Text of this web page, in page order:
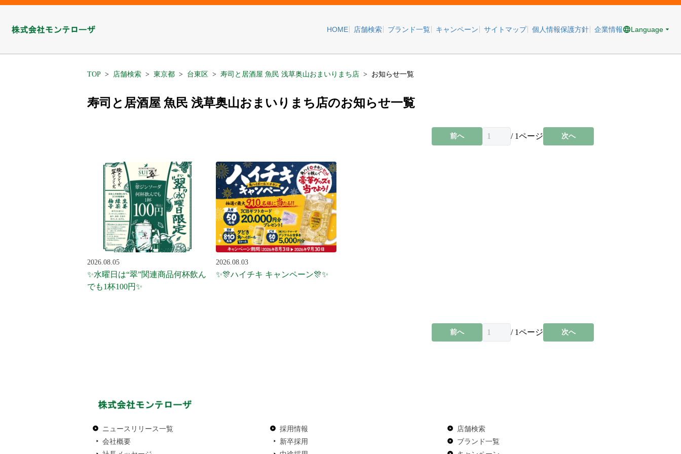
HOME 店舗検索 ブランド一覧 キャンペーン サイトマップ 個人情報保護方針 企業情報 Language
TOP 店舗検索 東京都 台東区 寿司と居酒屋 魚民 浅草奥山おまいりまち店 お知らせ一覧
寿司と居酒屋 魚民 浅草奥山おまいりまち店のお知らせ一覧
前へ / 1ページ 次へ
2026.08.05
✨水曜日は“翠”関連商品何杯飲ん
でも1杯100円✨
2026.08.03
✨🎊ハイチキ キャンペーン🎊✨
前へ / 1ページ 次へ
ニュースリリース一覧
会社概要
採用情報
新卒採用
店舗検索
ブランド一覧